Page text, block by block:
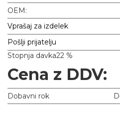
OEM:
Vprašaj za izdelek
Pošlji prijatelju
Stopnja davka22 %
Cena z DDV:
Dobavni rok